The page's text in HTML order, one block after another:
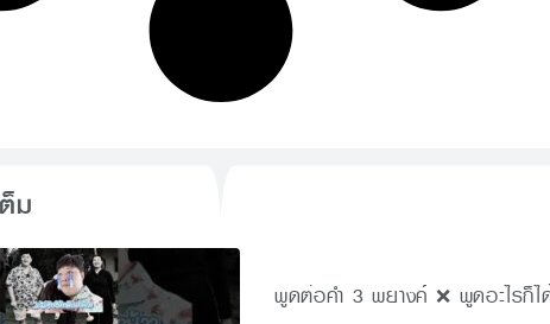
ม
พูดต่อคำ 3 พยางค์ ❌ พูดอะไรก็ไ